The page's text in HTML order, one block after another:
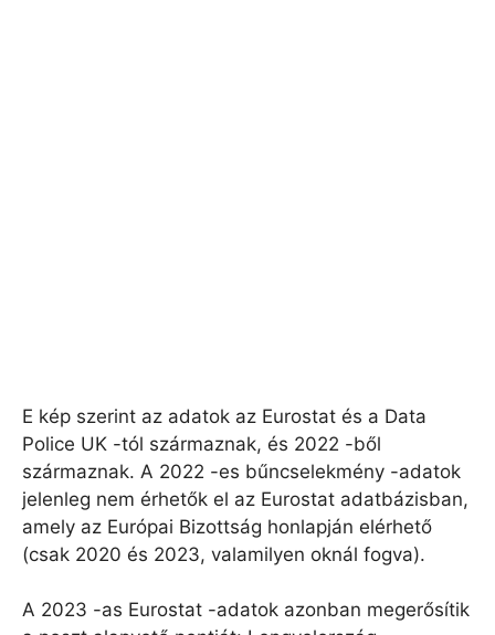
E kép szerint az adatok az Eurostat és a Data
Police UK -tól származnak, és 2022 -ből
származnak. A 2022 -es bűncselekmény -adatok
jelenleg nem érhetők el az Eurostat adatbázisban,
amely az Európai Bizottság honlapján elérhető
(csak 2020 és 2023, valamilyen oknál fogva).
A 2023 -as Eurostat -adatok azonban megerősítik